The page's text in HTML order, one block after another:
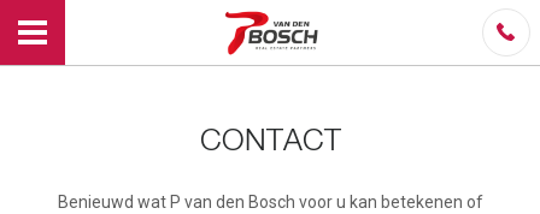
CONTACT
Benieuwd wat P van den Bosch voor u kan betekenen of